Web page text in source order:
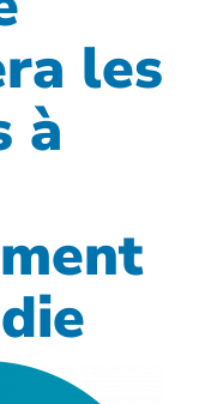
les
à